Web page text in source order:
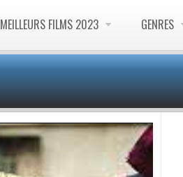
MEILLEURS FILMS 2023 GENRES